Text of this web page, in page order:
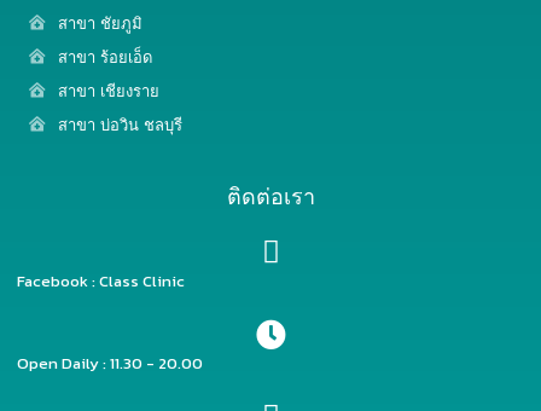
สาขา ชัยภูมิ
สาขา ร้อยเอ็ด
สาขา เชียงราย
สาขา บ่อวิน ชลบุรี
ติดต่อเรา
Facebook : Class Clinic
Open Daily : 11.30 - 20.00